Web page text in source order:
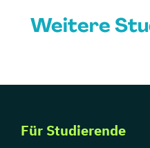
Weitere
Für Studierende